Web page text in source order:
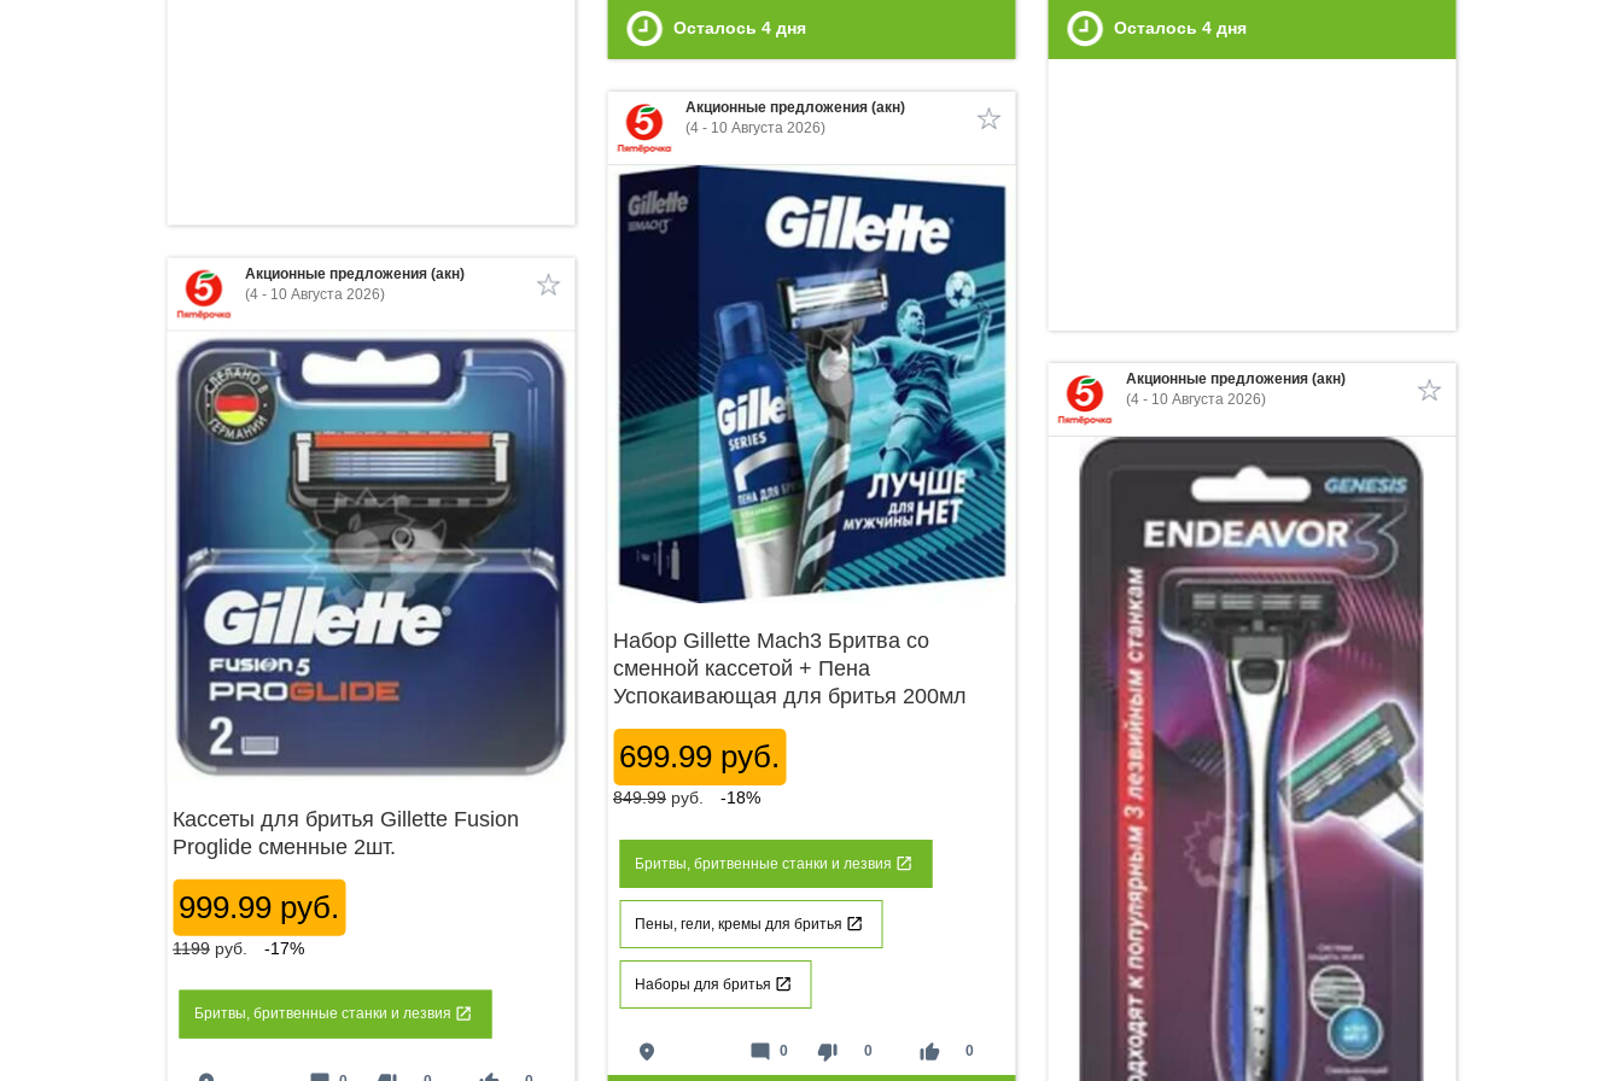
Осталось 4 дня Осталось 4 дня
Акционные предложения (акн)
(4 - 10 Августа 2026)
Набор Gillette Mach3 Бритва со
сменной кассетой + Пена
Успокаивающая для бритья 200мл
699.99 руб.
849.99 руб. -18%
Бритвы, бритвенные станки и лезвия
Пены, гели, кремы для бритья
Наборы для бритья
place thumb_down 0 thumb_up 0
mode_comment 0
Акционные предложения (акн)
(4 - 10 Августа 2026)
Кассеты для бритья Gillette Fusion
Proglide сменные 2шт.
999.99 руб.
1199 руб. -17%
Бритвы, бритвенные станки и лезвия
Акционные предложения (акн)
(4 - 10 Августа 2026)